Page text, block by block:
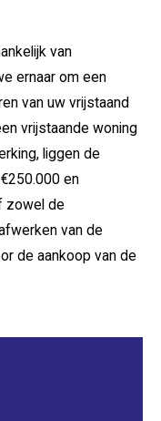
van
ernaar om een
van uw vrijstaand
vrijstaande woning
liggen de
en
zowel de
van de
de aankoop van de